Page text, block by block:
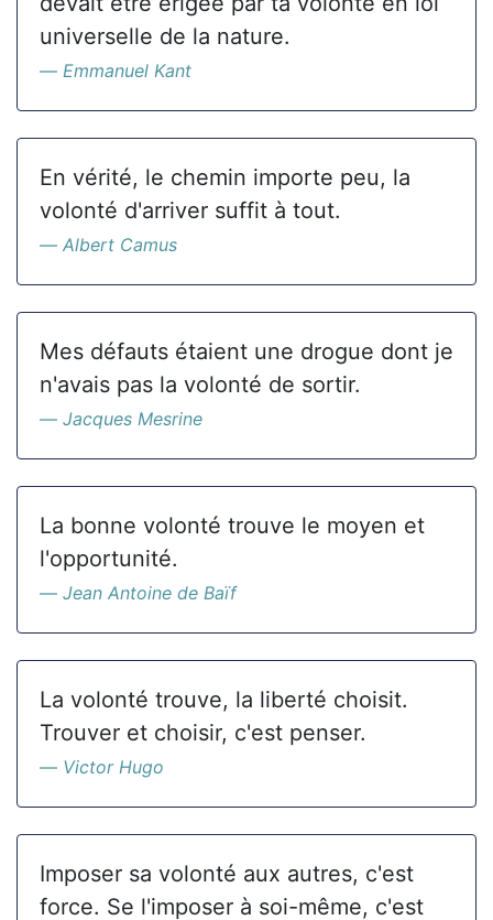
universelle de la nature.
Emmanuel Kant
En vérité, le chemin importe peu, la
volonté d'arriver suffit à tout.
Albert Camus
Mes défauts étaient une drogue dont je
n'avais pas la volonté de sortir.
Jacques Mesrine
La bonne volonté trouve le moyen et
l'opportunité.
Jean Antoine de Baïf
La volonté trouve, la liberté choisit.
Trouver et choisir, c'est penser.
Victor Hugo
Imposer sa volonté aux autres, c'est
force. Se l'imposer à soi-même, c'est